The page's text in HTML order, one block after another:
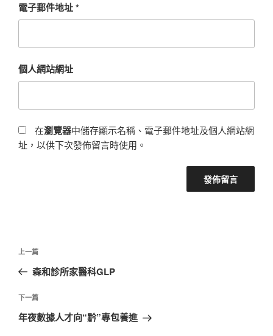
電子郵件地址*
個人網站網址
在瀏覽器中儲存顯示名稱、電子郵件地址及個人網站網
址，以供下次發佈留言時使用。
文
導
覽
上
一
文
章
上一篇
森和診所家醫科GLP
下
一
下一篇
年夜數據人才向“黔”專包養進